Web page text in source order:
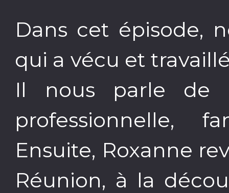
Dans cet épisode,
qui a vécu et
Il nous parle de
professionnelle,
Ensuite, Roxanne
Réunion, à la